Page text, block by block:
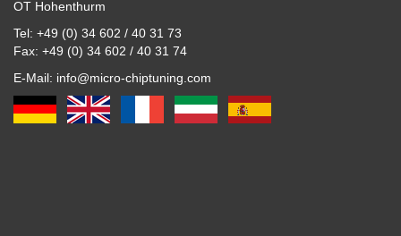
OT Hohenthurm
Tel: +49 (0) 34 602 / 40 31 73
Fax: +49 (0) 34 602 / 40 31 74
E-Mail: info@micro-chiptuning.com